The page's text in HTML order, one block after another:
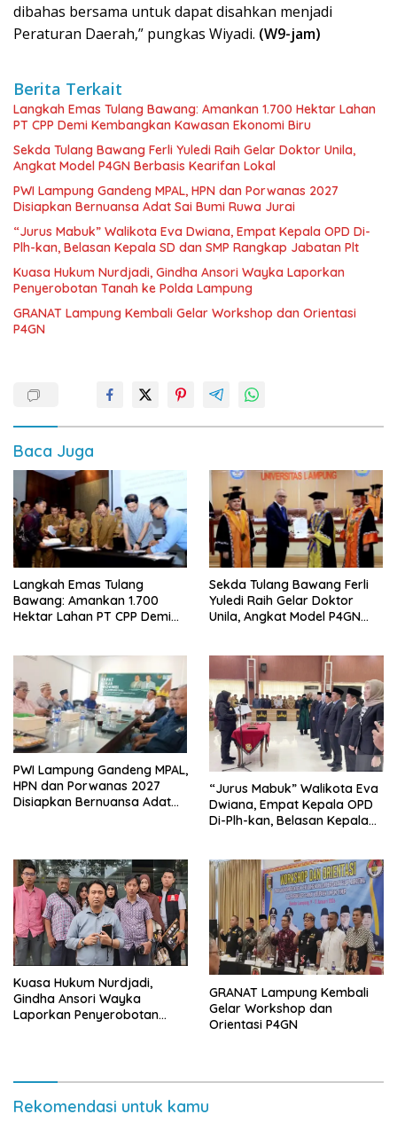
dibahas bersama untuk dapat disahkan menjadi
Peraturan Daerah,” pungkas Wiyadi. (W9-jam)
Berita Terkait
Langkah Emas Tulang Bawang: Amankan 1.700 Hektar Lahan
PT CPP Demi Kembangkan Kawasan Ekonomi Biru
Sekda Tulang Bawang Ferli Yuledi Raih Gelar Doktor Unila,
Angkat Model P4GN Berbasis Kearifan Lokal
PWI Lampung Gandeng MPAL, HPN dan Porwanas 2027
Disiapkan Bernuansa Adat Sai Bumi Ruwa Jurai
“Jurus Mabuk” Walikota Eva Dwiana, Empat Kepala OPD Di-
Plh-kan, Belasan Kepala SD dan SMP Rangkap Jabatan Plt
Kuasa Hukum Nurdjadi, Gindha Ansori Wayka Laporkan
Penyerobotan Tanah ke Polda Lampung
GRANAT Lampung Kembali Gelar Workshop dan Orientasi
P4GN
Baca Juga
Langkah Emas Tulang
Bawang: Amankan 1.700
Hektar Lahan PT CPP Demi
Sekda Tulang Bawang Ferli
Yuledi Raih Gelar Doktor
Unila, Angkat Model P4GN
PWI Lampung Gandeng MPAL,
HPN dan Porwanas 2027
Disiapkan Bernuansa Adat
“Jurus Mabuk” Walikota Eva
Dwiana, Empat Kepala OPD
Di-Plh-kan, Belasan Kepala
Kuasa Hukum Nurdjadi,
Gindha Ansori Wayka
Laporkan Penyerobotan
GRANAT Lampung Kembali
Gelar Workshop dan
Orientasi P4GN
Rekomendasi untuk kamu